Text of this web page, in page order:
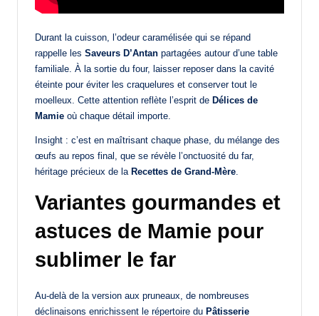
Durant la cuisson, l’odeur caramélisée qui se répand
rappelle les Saveurs D’Antan partagées autour d’une table
familiale. À la sortie du four, laisser reposer dans la cavité
éteinte pour éviter les craquelures et conserver tout le
moelleux. Cette attention reflète l’esprit de Délices de
Mamie où chaque détail importe.
Insight : c’est en maîtrisant chaque phase, du mélange des
œufs au repos final, que se révèle l’onctuosité du far,
héritage précieux de la Recettes de Grand-Mère.
Variantes gourmandes et
astuces de Mamie pour
sublimer le far
Au-delà de la version aux pruneaux, de nombreuses
déclinaisons enrichissent le répertoire du Pâtisserie